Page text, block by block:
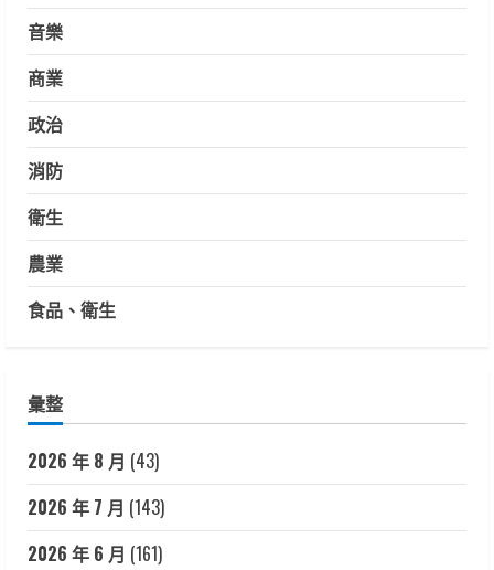
音樂
商業
政治
消防
衛生
農業
食品、衛生
彙整
2026 年 8 月 (43)
2026 年 7 月 (143)
2026 年 6 月 (161)